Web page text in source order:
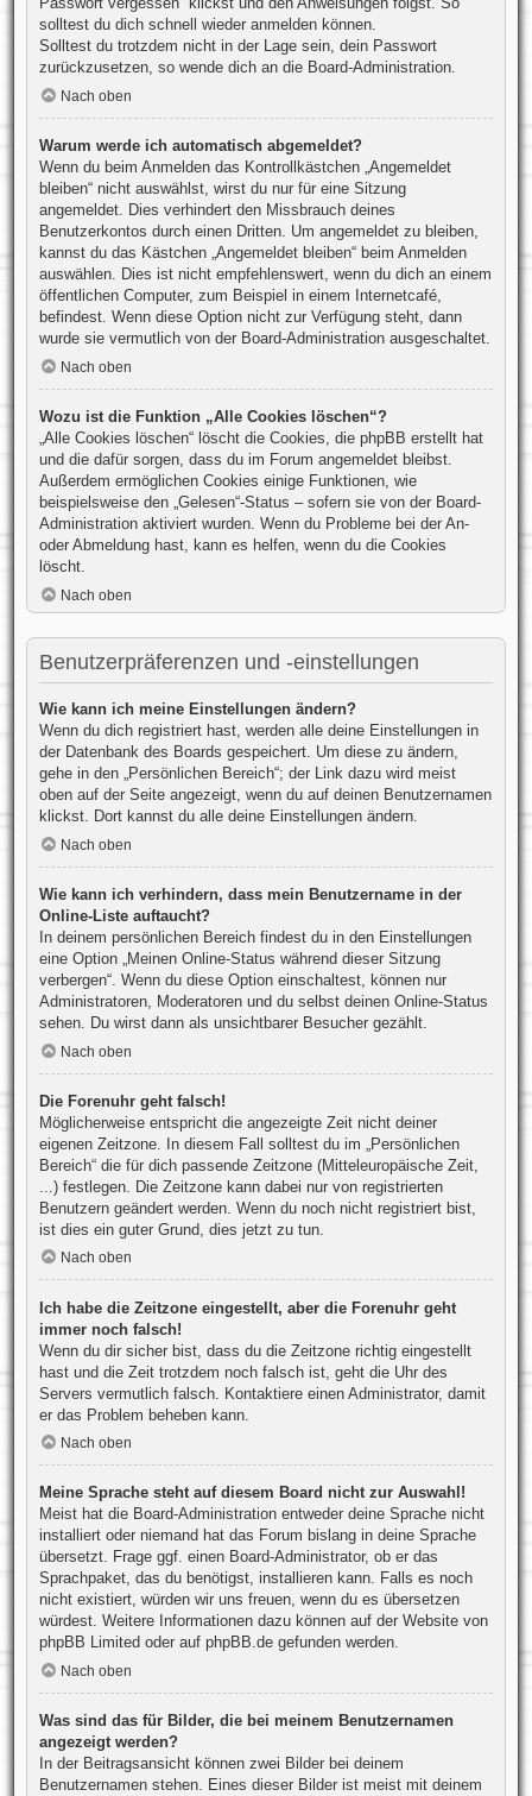
solltest du dich schnell wieder anmelden können.
Solltest du trotzdem nicht in der Lage sein, dein Passwort
zurückzusetzen, so wende dich an die Board-Administration.
Nach oben
Warum werde ich automatisch abgemeldet?
Wenn du beim Anmelden das Kontrollkästchen „Angemeldet
bleiben“ nicht auswählst, wirst du nur für eine Sitzung
angemeldet. Dies verhindert den Missbrauch deines
Benutzerkontos durch einen Dritten. Um angemeldet zu bleiben,
kannst du das Kästchen „Angemeldet bleiben“ beim Anmelden
auswählen. Dies ist nicht empfehlenswert, wenn du dich an einem
öffentlichen Computer, zum Beispiel in einem Internetcafé,
befindest. Wenn diese Option nicht zur Verfügung steht, dann
wurde sie vermutlich von der Board-Administration ausgeschaltet.
Nach oben
Wozu ist die Funktion „Alle Cookies löschen“?
„Alle Cookies löschen“ löscht die Cookies, die phpBB erstellt hat
und die dafür sorgen, dass du im Forum angemeldet bleibst.
Außerdem ermöglichen Cookies einige Funktionen, wie
beispielsweise den „Gelesen“-Status – sofern sie von der Board-
Administration aktiviert wurden. Wenn du Probleme bei der An-
oder Abmeldung hast, kann es helfen, wenn du die Cookies
löscht.
Nach oben
Benutzerpräferenzen und -einstellungen
Wie kann ich meine Einstellungen ändern?
Wenn du dich registriert hast, werden alle deine Einstellungen in
der Datenbank des Boards gespeichert. Um diese zu ändern,
gehe in den „Persönlichen Bereich“; der Link dazu wird meist
oben auf der Seite angezeigt, wenn du auf deinen Benutzernamen
klickst. Dort kannst du alle deine Einstellungen ändern.
Nach oben
Wie kann ich verhindern, dass mein Benutzername in der
Online-Liste auftaucht?
In deinem persönlichen Bereich findest du in den Einstellungen
eine Option „Meinen Online-Status während dieser Sitzung
verbergen“. Wenn du diese Option einschaltest, können nur
Administratoren, Moderatoren und du selbst deinen Online-Status
sehen. Du wirst dann als unsichtbarer Besucher gezählt.
Nach oben
Die Forenuhr geht falsch!
Möglicherweise entspricht die angezeigte Zeit nicht deiner
eigenen Zeitzone. In diesem Fall solltest du im „Persönlichen
Bereich“ die für dich passende Zeitzone (Mitteleuropäische Zeit,
...) festlegen. Die Zeitzone kann dabei nur von registrierten
Benutzern geändert werden. Wenn du noch nicht registriert bist,
ist dies ein guter Grund, dies jetzt zu tun.
Nach oben
Ich habe die Zeitzone eingestellt, aber die Forenuhr geht
immer noch falsch!
Wenn du dir sicher bist, dass du die Zeitzone richtig eingestellt
hast und die Zeit trotzdem noch falsch ist, geht die Uhr des
Servers vermutlich falsch. Kontaktiere einen Administrator, damit
er das Problem beheben kann.
Nach oben
Meine Sprache steht auf diesem Board nicht zur Auswahl!
Meist hat die Board-Administration entweder deine Sprache nicht
installiert oder niemand hat das Forum bislang in deine Sprache
übersetzt. Frage ggf. einen Board-Administrator, ob er das
Sprachpaket, das du benötigst, installieren kann. Falls es noch
nicht existiert, würden wir uns freuen, wenn du es übersetzen
würdest. Weitere Informationen dazu können auf der Website von
phpBB Limited oder auf phpBB.degefunden werden.
Nach oben
Was sind das für Bilder, die bei meinem Benutzernamen
angezeigt werden?
In der Beitragsansicht können zwei Bilder bei deinem
Benutzernamen stehen. Eines dieser Bilder ist meist mit deinem